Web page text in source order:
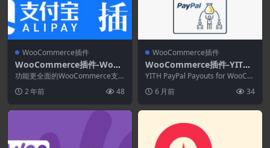
WooCommerce插件
WooCommerce插件-WooC
ommerce Alipay 1.1.3-支付
宝支付网关插件
功能更全面的WooCommerce支
证才可以使用。...
2 年前 48
WooCommerce插件
WooCommerce插件-YITH
PayPal Payouts for WooC
ommerce Premium 3.14.0
YITH PayPal Payouts for WooCo
6 月前 34